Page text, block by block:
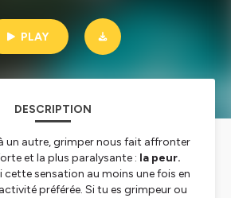
PLAY
DESCRIPTION
un autre, grimper nous fait affronter
et la plus paralysante : la peur.
cette sensation au moins une fois en
préférée. Si tu es grimpeur ou